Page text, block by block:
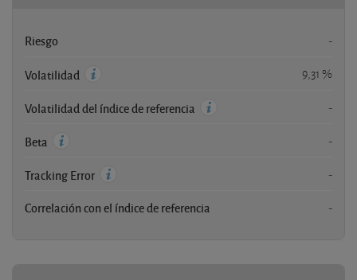
Riesgo -
Volatilidad 9,31 %
Volatilidad del índice de referencia -
Beta -
Tracking Error -
Correlación con el índice de referencia -